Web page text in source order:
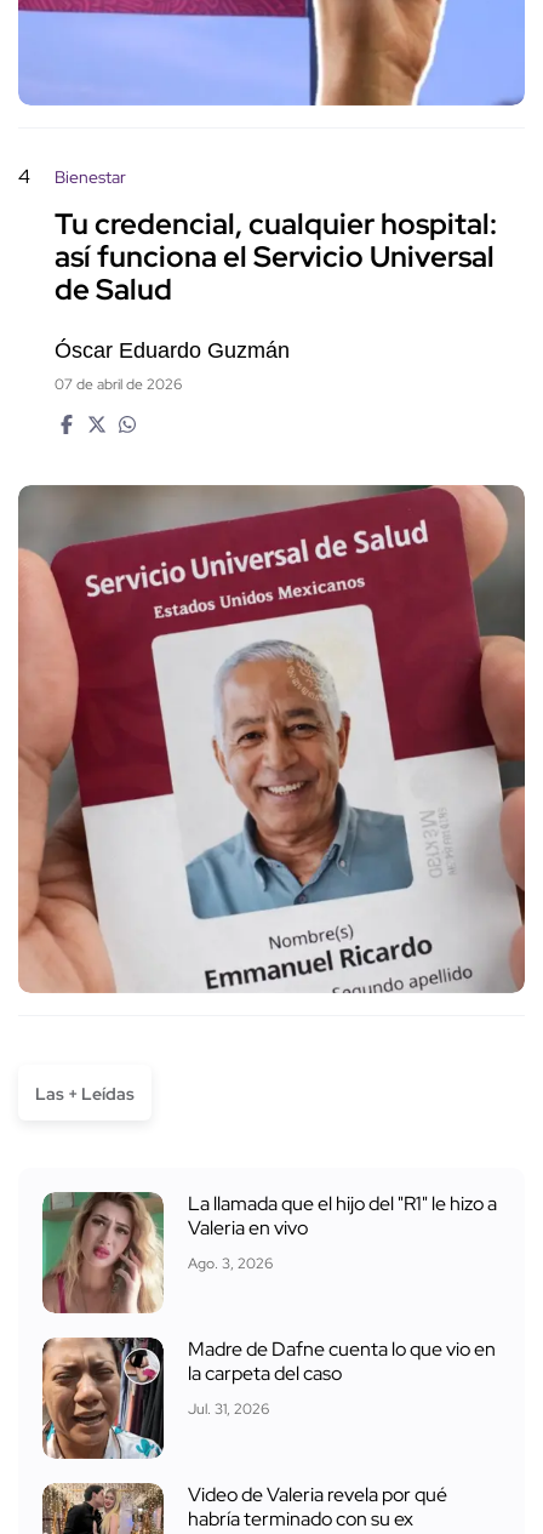
4 Bienestar
Tu credencial, cualquier hospital:
así funciona el Servicio Universal
de Salud
Óscar Eduardo Guzmán
07 de abril de 2026
Las + Leídas
La llamada que el hijo del "R1" le hizo a
Valeria en vivo
Ago. 3, 2026
Madre de Dafne cuenta lo que vio en
la carpeta del caso
Jul. 31, 2026
Video de Valeria revela por qué
habría terminado con su ex